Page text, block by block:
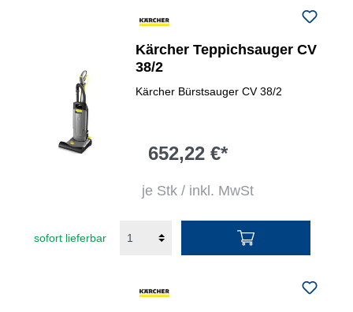
Kärcher Teppichsauger CV
38/2
Kärcher Bürstsauger CV 38/2
652,22 €*
je Stk / inkl. MwSt
sofort lieferbar